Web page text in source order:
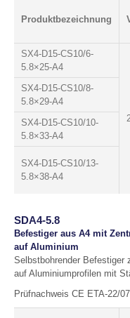
Produktbezeichnung
SX4-D15-CS10/6-
5.8×25-A4
SX4-D15-CS10/8-
5.8×29-A4
SX4-D15-CS10/10-
5.8×33-A4
SX4-D15-CS10/13-
5.8×38-A4
SDA4-5.8
Befestiger aus A4 mit
auf Aluminium
Selbstbohrender Befestiger
auf Aluminiumprofilen mit
Prüfnachweis CE ETA-22/